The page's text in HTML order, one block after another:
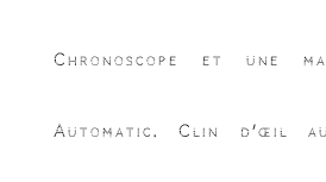
Chronoscope et une
Automatic. Clin d’œil